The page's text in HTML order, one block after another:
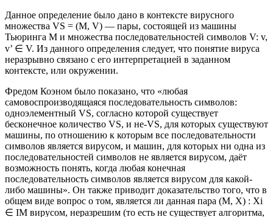
Данное определение было дано в контексте вирусного
множества VS = (M, V) — пары, состоящей из машины
Тьюринга M и множества последовательностей символов V: v,
v’ ∈ V. Из данного определения следует, что понятие вируса
неразрывно связано с его интерпретацией в заданном
контексте, или окружении.
Фредом Коэном было показано, что «любая
самовоспроизводящаяся последовательность символов:
одноэлементный VS, согласно которой существует
бесконечное количество VS, и не-VS, для которых существуют
машины, по отношению к которым все последовательности
символов является вирусом, и машин, для которых ни одна из
последовательностей символов не является вирусом, даёт
возможность понять, когда любая конечная
последовательность символов является вирусом для какой-
либо машины». Он также приводит доказательство того, что в
общем виде вопрос о том, является ли данная пара (M, X) : Xi
∈ IM вирусом, неразрешим (то есть не существует алгоритма,